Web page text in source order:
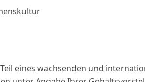
eines wachsenden und